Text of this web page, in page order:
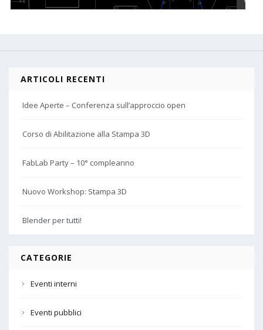
ARTICOLI RECENTI
Idee Aperte – Conferenza sull’approccio open
Corso di Abilitazione alla Stampa 3D
FabLab Party – 10° compleanno
Nuovo Workshop: Stampa 3D
Blender per tutti!
CATEGORIE
Eventi interni
Eventi pubblici